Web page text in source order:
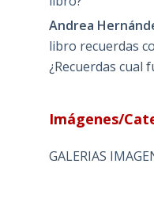
Andrea
libro recuerdas
¿Recuerdas cual
Imágenes/
GALERIAS